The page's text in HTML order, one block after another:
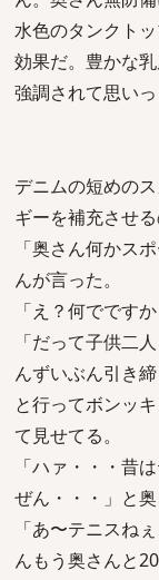
水色のタンクト
効果だ。豊かな
強調されて思い
デニムの短めの
ギーを補充させ
「奥さん何かス
んが言った。
「え？何でです
「だって子供二
んずいぶん引き
と行ってボンッ
て見せてる。
「ハァ・・・昔
ぜん・・・」と奥
「あ〜テニスね
んもう奥さんと